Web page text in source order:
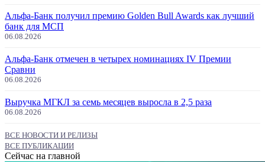
Альфа-Банк получил премию Golden Bull Awards как лучший
банк для МСП
06.08.2026
Альфа-Банк отмечен в четырех номинациях IV Премии
Сравни
06.08.2026
Выручка МГКЛ за семь месяцев выросла в 2,5 раза
06.08.2026
ВСЕ НОВОСТИ И РЕЛИЗЫ
ВСЕ ПУБЛИКАЦИИ
Сейчас на главной